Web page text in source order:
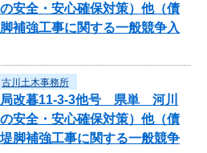
安全・安心確保対策）他（債
補強工事に関する一般競争入
古川土木事務所
局改暮11-3-3他号 県単 河川
安全・安心確保対策）他（債
脚補強工事に関する一般競争